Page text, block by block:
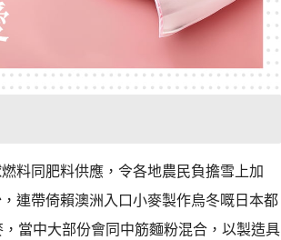
料同肥料供應，令各地農民負擔雪上加
連帶倚賴澳洲入口小麥製作烏冬嘅日本都
當中大部份會同中筋麵粉混合，以製造具